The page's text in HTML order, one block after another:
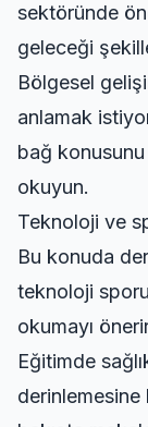
sektöründe
geleceği
Bölgesel
anlamak
bağ
okuyun.
Teknoloji ve
Bu konuda
teknoloji
okumayı
Eğitimde
derinlemesine